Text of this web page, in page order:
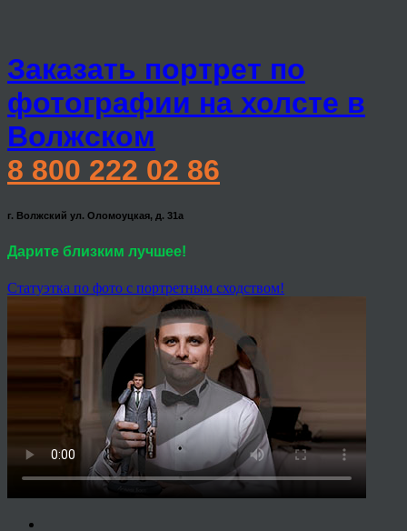
Заказать портрет по
фотографии на холсте в
Волжском
8 800 222 02 86
г. Волжский ул. Оломоуцкая, д. 31а
Дарите близким лучшее!
Статуэтка по фото с портретным сходством!